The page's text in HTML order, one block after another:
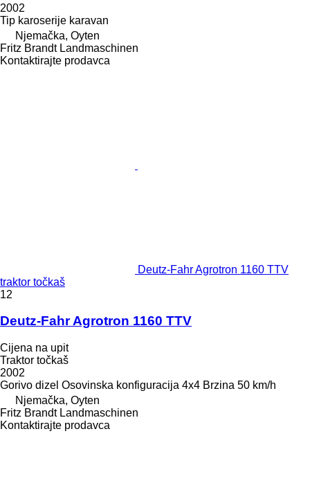
2002
Tip karoserije karavan
Njemačka, Oyten
Fritz Brandt Landmaschinen
Kontaktirajte prodavca
Deutz-Fahr Agrotron 1160 TTV
traktor točkaš
12
Deutz-Fahr Agrotron 1160 TTV
Cijena na upit
Traktor točkaš
2002
Gorivo dizel Osovinska konfiguracija 4x4 Brzina 50 km/h
Njemačka, Oyten
Fritz Brandt Landmaschinen
Kontaktirajte prodavca